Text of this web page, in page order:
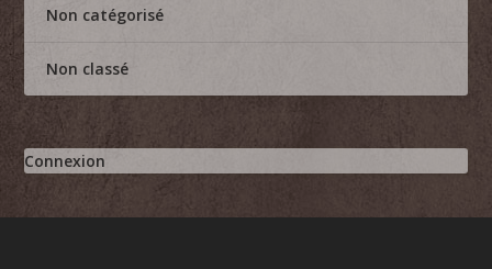
Non catégorisé
Non classé
Connexion